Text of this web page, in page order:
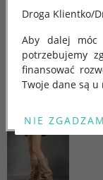
Droga Klientko/
Aby dalej móc
potrzebujemy
finansować
Twoje dane są
Od 25 maja
kwietnia 2016 r.
swobodnego
"GDPR" lub
przetwarzaniu